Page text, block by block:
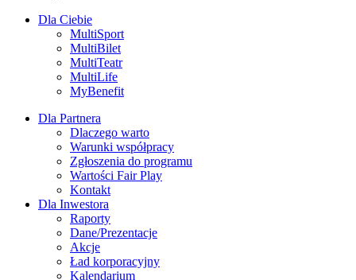
Dla Ciebie
MultiSport
MultiBilet
MultiTeatr
MultiLife
MyBenefit
Dla Partnera
Dlaczego warto
Warunki współpracy
Zgłoszenia do programu
Wartości Fair Play
Kontakt
Dla Inwestora
Raporty
Dane/Prezentacje
Akcje
Ład korporacyjny
Kalendarium